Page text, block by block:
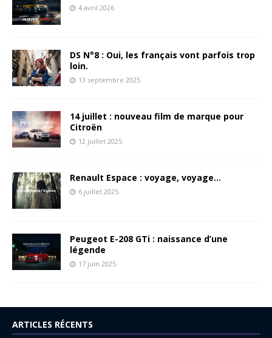
4 avril 2026
DS N°8 : Oui, les français vont parfois trop
loin.
13 septembre 2025
14 juillet : nouveau film de marque pour
Citroën
12 juillet 2025
Renault Espace : voyage, voyage…
6 juillet 2025
Peugeot E-208 GTi : naissance d’une
légende
17 juin 2025
ARTICLES RÉCENTS